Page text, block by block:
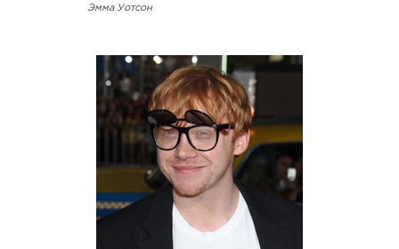
Эмма Уотсон